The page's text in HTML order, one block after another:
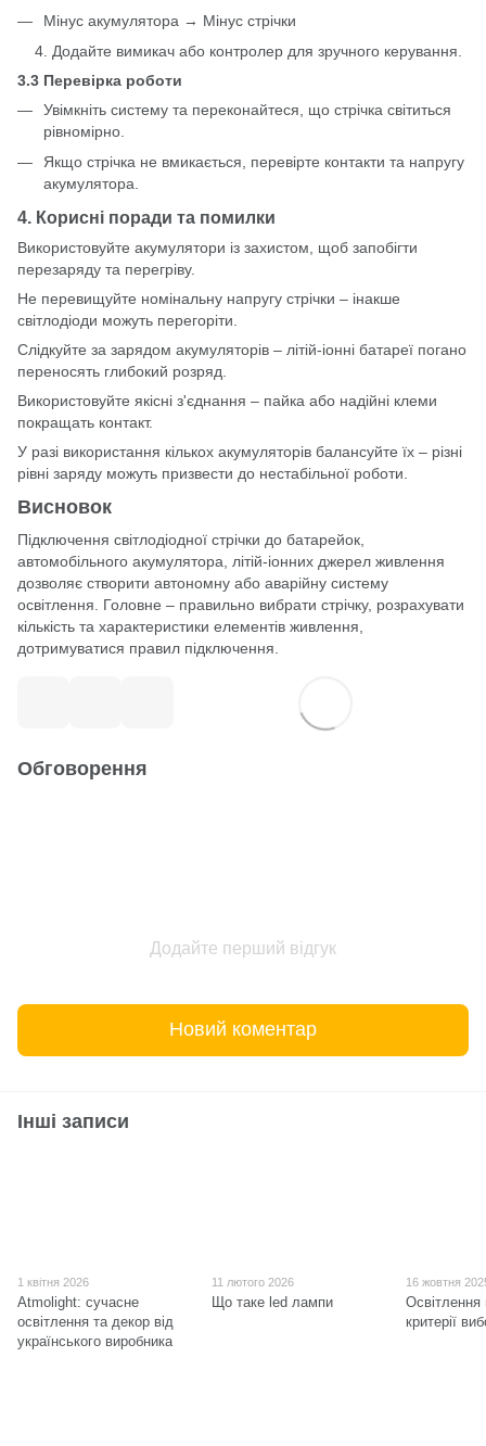
Мінус акумулятора → Мінус стрічки
4. Додайте вимикач або контролер для зручного керування.
3.3 Перевірка роботи
Увімкніть систему та переконайтеся, що стрічка світиться
рівномірно.
Якщо стрічка не вмикається, перевірте контакти та напругу
акумулятора.
4. Корисні поради та помилки
Використовуйте акумулятори із захистом, щоб запобігти
перезаряду та перегріву.
Не перевищуйте номінальну напругу стрічки – інакше
світлодіоди можуть перегоріти.
Слідкуйте за зарядом акумуляторів – літій-іонні батареї погано
переносять глибокий розряд.
Використовуйте якісні з'єднання – пайка або надійні клеми
покращать контакт.
У разі використання кількох акумуляторів балансуйте їх – різні
рівні заряду можуть призвести до нестабільної роботи.
Висновок
Підключення світлодіодної стрічки до батарейок,
автомобільного акумулятора, літій-іонних джерел живлення
дозволяє створити автономну або аварійну систему
освітлення. Головне – правильно вибрати стрічку, розрахувати
кількість та характеристики елементів живлення,
дотримуватися правил підключення.
Обговорення
Додайте перший відгук
Новий коментар
Інші записи
1 квітня 2026
Atmolight: сучасне
освітлення та декор від
українського виробника
11 лютого 2026
Що таке led лампи
16 жовтня
критерії